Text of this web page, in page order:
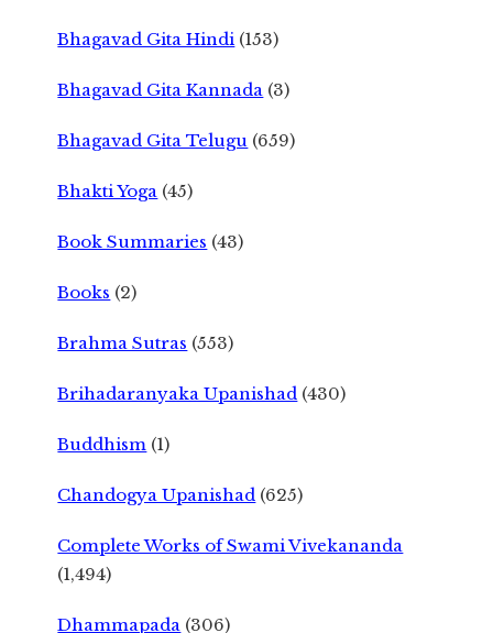
Bhagavad Gita Hindi (153)
Bhagavad Gita Kannada (3)
Bhagavad Gita Telugu (659)
Bhakti Yoga (45)
Book Summaries (43)
Books (2)
Brahma Sutras (553)
Brihadaranyaka Upanishad (430)
Buddhism (1)
Chandogya Upanishad (625)
Complete Works of Swami Vivekananda
(1,494)
Dhammapada (306)